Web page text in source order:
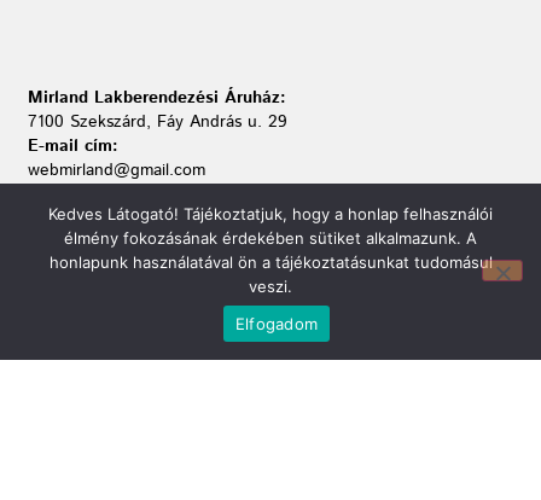
Mirland Lakberendezési Áruház:
7100 Szekszárd, Fáy András u. 29
E-mail cím:
webmirland@gmail.com
H-P 9-17:30 Sz: 9-12
Telefonszám:
06 74/510-686
Kedves Látogató! Tájékoztatjuk, hogy a honlap felhasználói
élmény fokozásának érdekében sütiket alkalmazunk. A
honlapunk használatával ön a tájékoztatásunkat tudomásul
veszi.
Elfogadom